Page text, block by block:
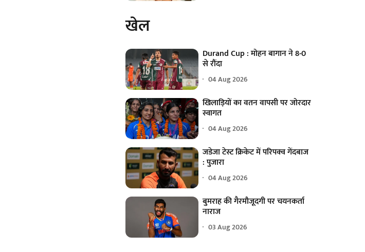
खेल
Durand Cup : मोहन बागान ने 8-0
से रौंदा
04 Aug 2026
खिलाड़ियों का वतन वापसी पर जोरदार
स्वागत
04 Aug 2026
जडेजा टेस्ट क्रिकेट में परिपक्व गेंदबाज
: पुजारा
04 Aug 2026
बुमराह की गैरमौजूदगी पर चयनकर्ता
नाराज
03 Aug 2026